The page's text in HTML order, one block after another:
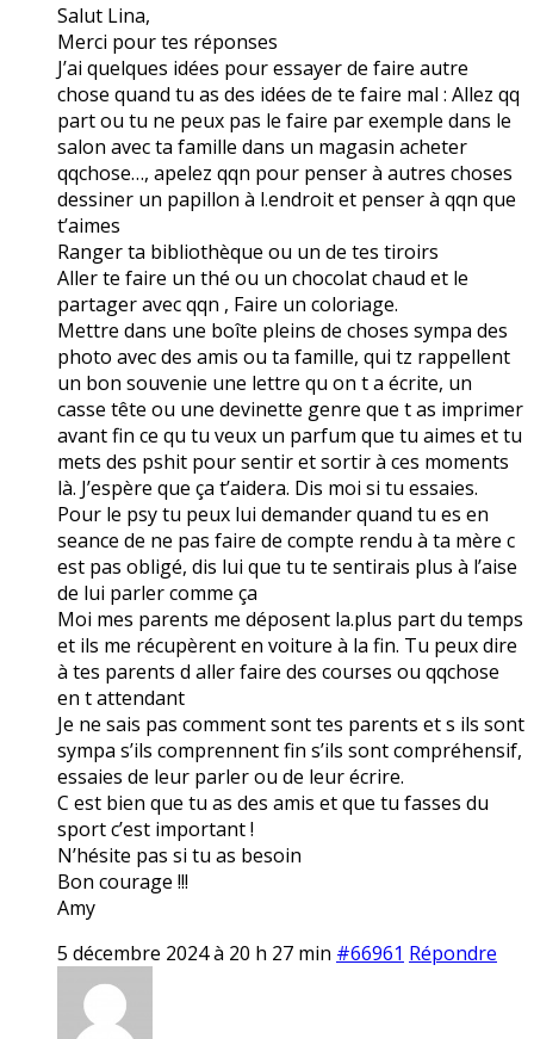
Salut Lina,
Merci pour tes réponses
J’ai quelques idées pour essayer de faire autre
chose quand tu as des idées de te faire mal : Allez qq
part ou tu ne peux pas le faire par exemple dans le
salon avec ta famille dans un magasin acheter
qqchose…, apelez qqn pour penser à autres choses
dessiner un papillon à l.endroit et penser à qqn que
t’aimes
Ranger ta bibliothèque ou un de tes tiroirs
Aller te faire un thé ou un chocolat chaud et le
partager avec qqn , Faire un coloriage.
Mettre dans une boîte pleins de choses sympa des
photo avec des amis ou ta famille, qui tz rappellent
un bon souvenie une lettre qu on t a écrite, un
casse tête ou une devinette genre que t as imprimer
avant fin ce qu tu veux un parfum que tu aimes et tu
mets des pshit pour sentir et sortir à ces moments
là. J’espère que ça t’aidera. Dis moi si tu essaies.
Pour le psy tu peux lui demander quand tu es en
seance de ne pas faire de compte rendu à ta mère c
est pas obligé, dis lui que tu te sentirais plus à l’aise
de lui parler comme ça
Moi mes parents me déposent la.plus part du temps
et ils me récupèrent en voiture à la fin. Tu peux dire
à tes parents d aller faire des courses ou qqchose
en t attendant
Je ne sais pas comment sont tes parents et s ils sont
sympa s’ils comprennent fin s’ils sont compréhensif,
essaies de leur parler ou de leur écrire.
C est bien que tu as des amis et que tu fasses du
sport c’est important !
N’hésite pas si tu as besoin
Bon courage !!!
Amy
5 décembre 2024 à 20 h 27 min #66961 Répondre